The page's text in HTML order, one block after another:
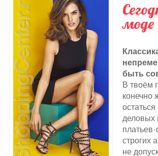
моде
быть
В твоём
конечно
деловых
строгих
не